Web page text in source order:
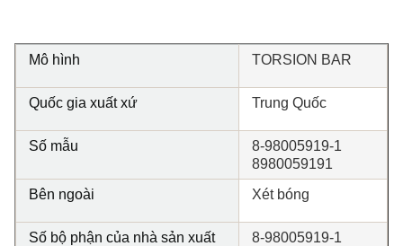
Mô hình TORSION BAR
Quốc gia xuất xứ Trung Quốc
Số mẫu
8-98005919-1
8980059191
Bên ngoài
Xét bóng
Số bộ phận của nhà sản xuất
8-98005919-1